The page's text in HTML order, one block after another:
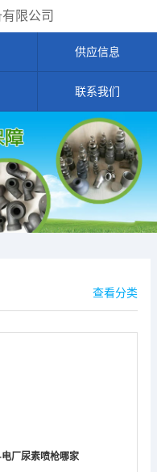
限公司
供应信息
联系我们
查看分类